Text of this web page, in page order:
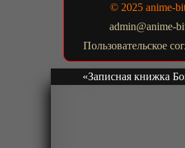
© 2025 anime-
admin@anime-
Пользовательское
«Записная книжка